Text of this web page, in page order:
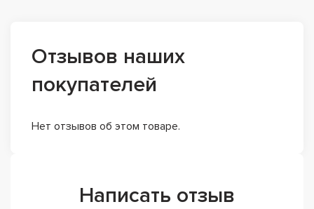
Отзывов наших
покупателей
Нет отзывов об этом товаре.
Написать отзыв